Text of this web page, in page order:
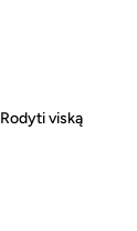
Rodyti viską